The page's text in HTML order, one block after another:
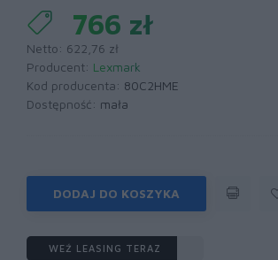
766 zł
Netto: 622,76 zł
Producent: Lexmark
Kod producenta: 80C2HME
Dostępność: mała
DODAJ DO KOSZYKA
WEŹ LEASING TERAZ